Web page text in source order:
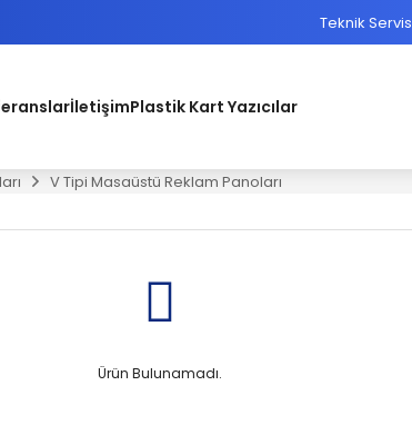
Teknik Servis
İletişimPlastik Kart Yazıcılar
V Tipi Masaüstü Reklam Panoları
Ürün Bulunamadı.